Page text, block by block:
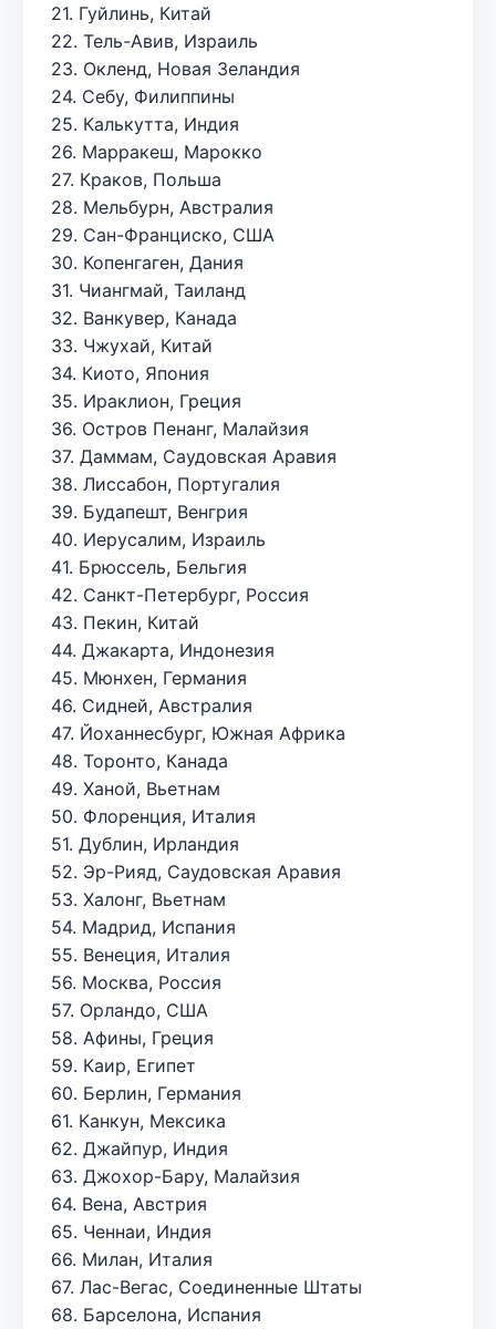
21. Гуйлинь, Китай
22. Тель-Авив, Израиль
23. Окленд, Новая Зеландия
24. Себу, Филиппины
25. Калькутта, Индия
26. Марракеш, Марокко
27. Краков, Польша
28. Мельбурн, Австралия
29. Сан-Франциско, США
30. Копенгаген, Дания
31. Чиангмай, Таиланд
32. Ванкувер, Канада
33. Чжухай, Китай
34. Киото, Япония
35. Ираклион, Греция
36. Остров Пенанг, Малайзия
37. Даммам, Саудовская Аравия
38. Лиссабон, Португалия
39. Будапешт, Венгрия
40. Иерусалим, Израиль
41. Брюссель, Бельгия
42. Санкт-Петербург, Россия
43. Пекин, Китай
44. Джакарта, Индонезия
45. Мюнхен, Германия
46. Сидней, Австралия
47. Йоханнесбург, Южная Африка
48. Торонто, Канада
49. Ханой, Вьетнам
50. Флоренция, Италия
51. Дублин, Ирландия
52. Эр-Рияд, Саудовская Аравия
53. Халонг, Вьетнам
54. Мадрид, Испания
55. Венеция, Италия
56. Москва, Россия
57. Орландо, США
58. Афины, Греция
59. Каир, Египет
60. Берлин, Германия
61. Канкун, Мексика
62. Джайпур, Индия
63. Джохор-Бару, Малайзия
64. Вена, Австрия
65. Ченнаи, Индия
66. Милан, Италия
67. Лас-Вегас, Соединенные Штаты
68. Барселона, Испания